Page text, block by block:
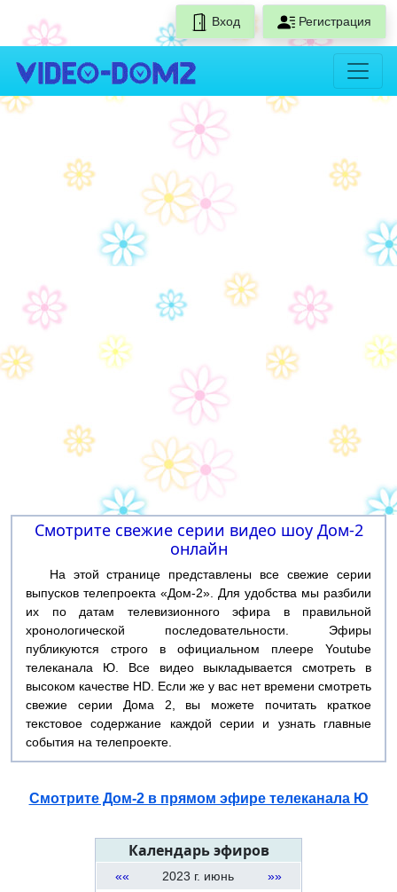
Вход Регистрация
Смотрите свежие серии видео шоу Дом-2
онлайн
На этой странице представлены все свежие серии
выпусков телепроекта «Дом-2». Для удобства мы разбили
их по датам телевизионного эфира в правильной
хронологической последовательности. Эфиры
публикуются строго в официальном плеере Youtube
телеканала Ю. Все видео выкладывается смотреть в
высоком качестве HD. Если же у вас нет времени смотреть
свежие серии Дома 2, вы можете почитать краткое
текстовое содержание каждой серии и узнать главные
события на телепроекте.
Смотрите Дом-2 в прямом эфире телеканала Ю
Календарь эфиров
«« 2023 г. июнь
»»